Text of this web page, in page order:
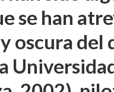
se han
oscura del